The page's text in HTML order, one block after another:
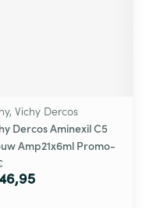
Vichy Dercos
Dercos Aminexil C5
Amp21x6ml Promo-